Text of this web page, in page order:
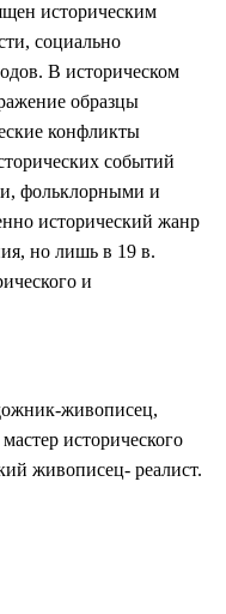
историческим
социально
В историческом
образцы
конфликты
событий
фольклорными и
исторический жанр
но лишь в 19 в.
и
живописец,
исторического
живописец- реалист.